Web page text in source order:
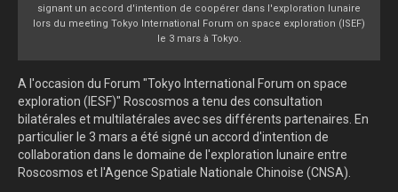
signant un accord d'intention de coopérer dans l'exploration lunaire
lors du meeting Tokyo International Forum on space exploration (ISEF)
le 3 mars à Tokyo.
A l'occasion du Forum "Tokyo International Forum on space
exploration (IESF)" Roscosmos a tenu des consultation
bilatérales et multilatérales avec ses différents partenaires. En
particulier le 3 mars a été signé un accord d'intention de
collaboration dans le domaine de l'exploration lunaire entre
Roscosmos et l'Agence Spatiale Nationale Chinoise (CNSA).